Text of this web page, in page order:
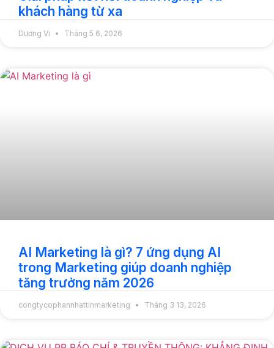
khách hàng từ xa
Dương Vi Tháng 5 6, 2026
AI Marketing là gì? 7 ứng dụng AI
trong Marketing giúp doanh nghiệp
tăng trưởng năm 2026
congtycophannhattinmarketing Tháng 3 13, 2026